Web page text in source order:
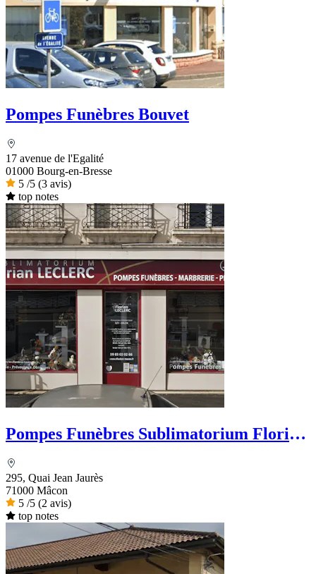
Pompes Funèbres Bouvet
17 avenue de l'Egalité
01000 Bourg-en-Bresse
5 /5 (3 avis)
top notes
Pompes Funèbres Sublimatorium Florian
295, Quai Jean Jaurès
71000 Mâcon
5 /5 (2 avis)
top notes